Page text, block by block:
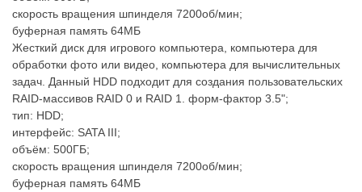
скорость вращения шпинделя 7200об/мин;
буферная память 64МБ
Жесткий диск для игрового компьютера, компьютера для
обработки фото или видео, компьютера для вычислительных
задач. Данный HDD подходит для создания пользовательских
RAID-массивов RAID 0 и RAID 1. форм-фактор 3.5";
тип: HDD;
интерфейс: SATA III;
объём: 500ГБ;
скорость вращения шпинделя 7200об/мин;
буферная память 64МБ